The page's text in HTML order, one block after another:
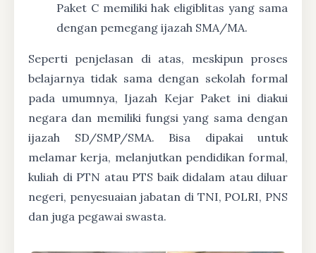
Paket C memiliki hak eligiblitas yang sama
dengan pemegang ijazah SMA/MA.
Seperti penjelasan di atas, meskipun proses
belajarnya tidak sama dengan sekolah formal
pada umumnya, Ijazah Kejar Paket ini diakui
negara dan memiliki fungsi yang sama dengan
ijazah SD/SMP/SMA. Bisa dipakai untuk
melamar kerja, melanjutkan pendidikan formal,
kuliah di PTN atau PTS baik didalam atau diluar
negeri, penyesuaian jabatan di TNI, POLRI, PNS
dan juga pegawai swasta.